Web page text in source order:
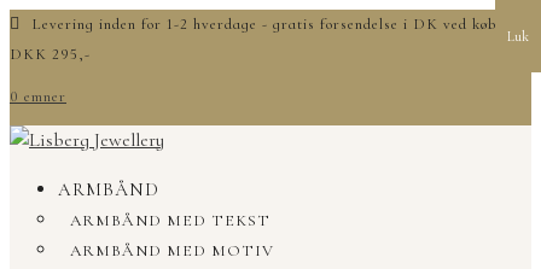
Levering inden for 1-2 hverdage - gratis forsendelse i DK ved køb over
DKK 295,-
0 emner
ARMBÅND
ARMBÅND MED TEKST
ARMBÅND MED MOTIV
Luk